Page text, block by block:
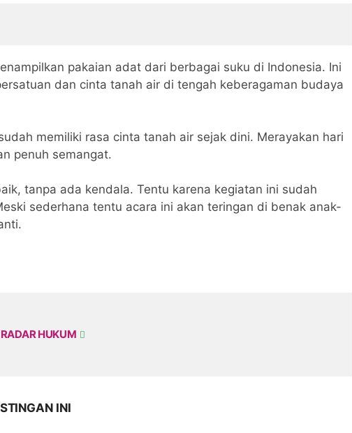
pakaian adat dari berbagai suku di Indonesia. Ini
dan cinta tanah air di tengah keberagaman budaya
memiliki rasa cinta tanah air sejak dini. Merayakan hari
penuh semangat.
tanpa ada kendala. Tentu karena kegiatan ini sudah
sederhana tentu acara ini akan teringan di benak anak-
RADAR HUKUM
INI